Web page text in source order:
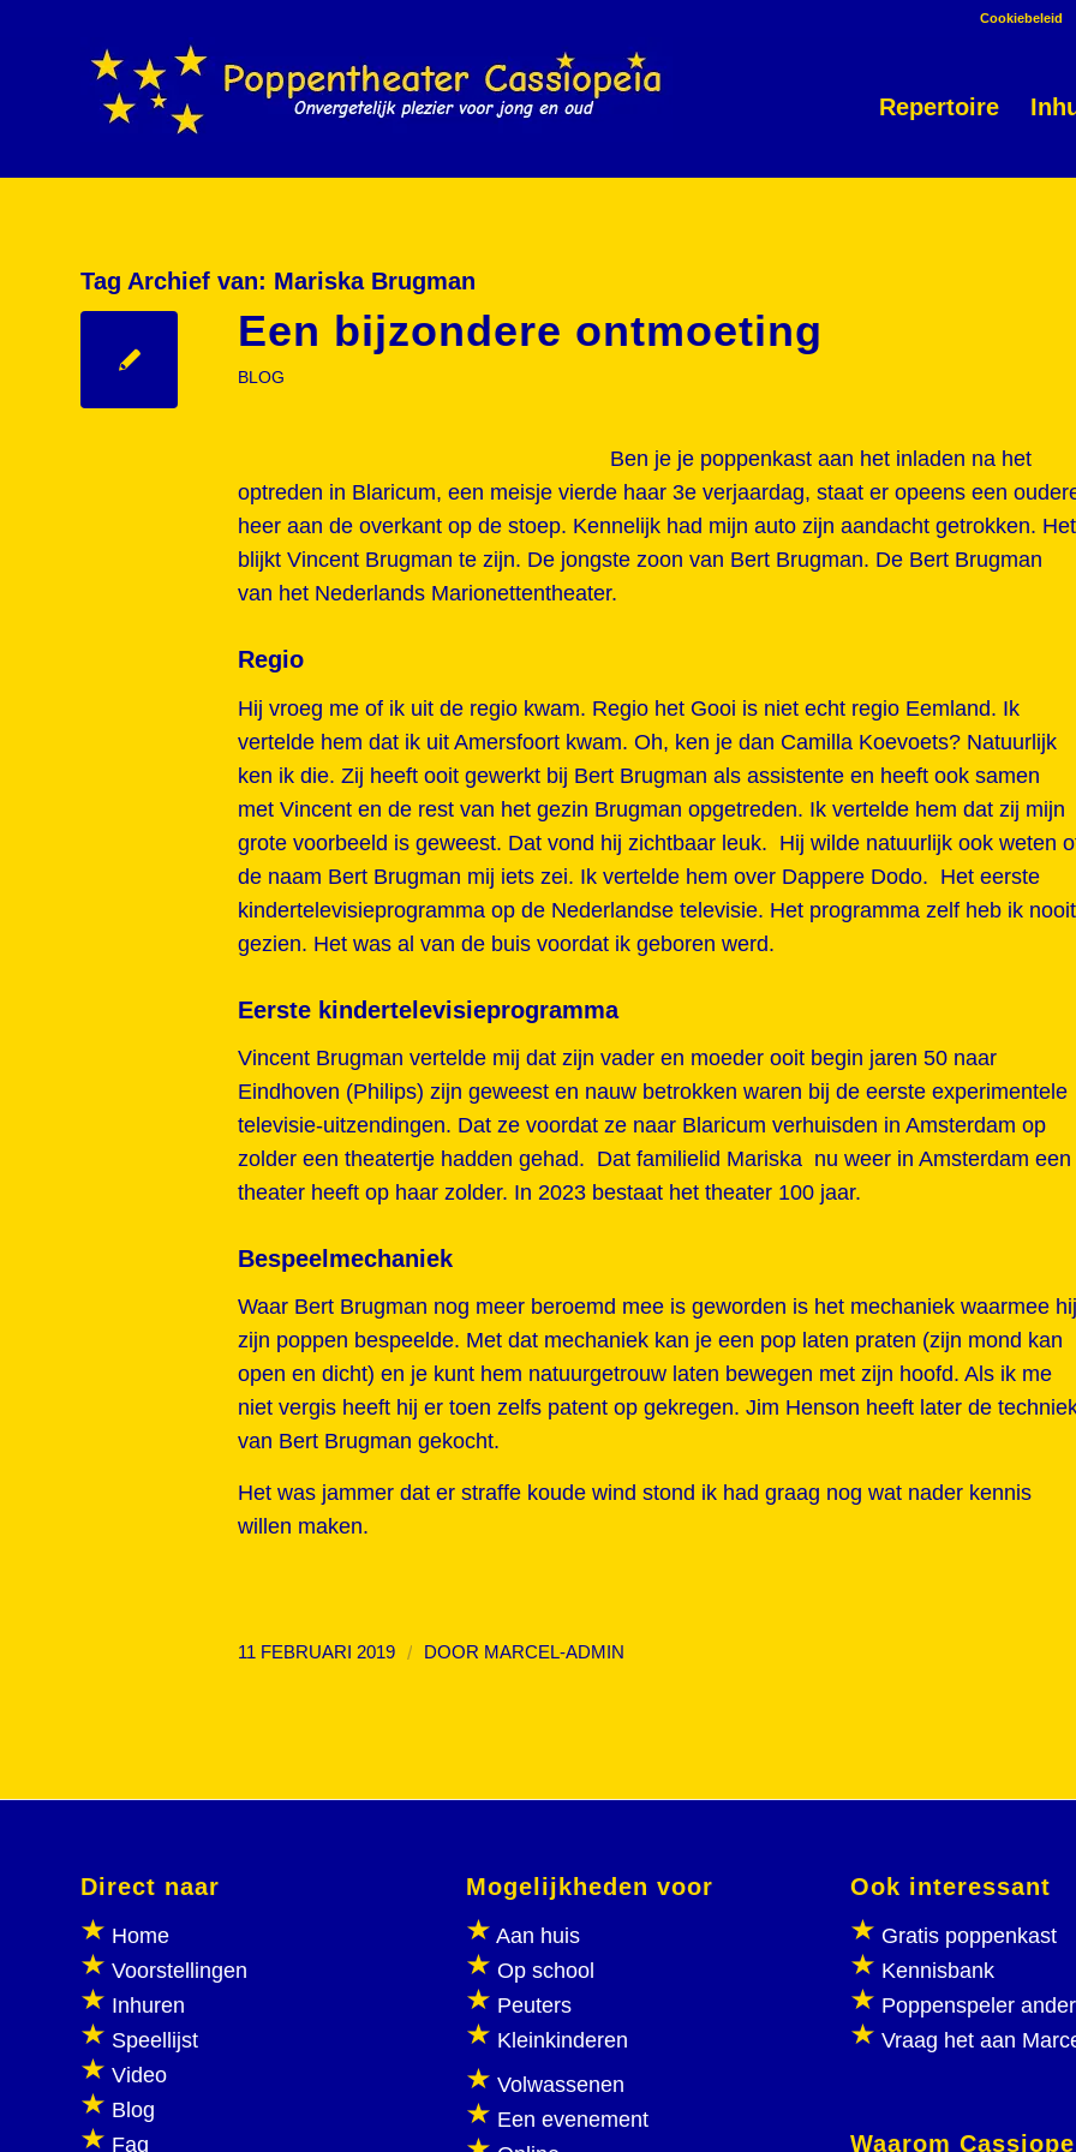
Cookiebeleid
Repertoire
Tag Archief van: Mariska Brugman
Een bijzondere ontmoeting
BLOG
Ben je je poppenkast aan het inladen na het
optreden in Blaricum, een meisje vierde haar 3e verjaardag, staat er opeens een
heer aan de overkant op de stoep. Kennelijk had mijn auto zijn aandacht getrokken. Het
blijkt Vincent Brugman te zijn. De jongste zoon van Bert Brugman. De Bert Brugman
van het Nederlands Marionettentheater.
Regio
Hij vroeg me of ik uit de regio kwam. Regio het Gooi is niet echt regio Eemland. Ik
vertelde hem dat ik uit Amersfoort kwam. Oh, ken je dan Camilla Koevoets? Natuurlijk
ken ik die. Zij heeft ooit gewerkt bij Bert Brugman als assistente en heeft ook samen
met Vincent en de rest van het gezin Brugman opgetreden. Ik vertelde hem dat zij mijn
grote voorbeeld is geweest. Dat vond hij zichtbaar leuk. Hij wilde natuurlijk ook weten
de naam Bert Brugman mij iets zei. Ik vertelde hem over Dappere Dodo. Het eerste
kindertelevisieprogramma op de Nederlandse televisie. Het programma zelf heb ik nooit
gezien. Het was al van de buis voordat ik geboren werd.
Eerste kindertelevisieprogramma
Vincent Brugman vertelde mij dat zijn vader en moeder ooit begin jaren 50 naar
Eindhoven (Philips) zijn geweest en nauw betrokken waren bij de eerste experimentele
televisie-uitzendingen. Dat ze voordat ze naar Blaricum verhuisden in Amsterdam op
zolder een theatertje hadden gehad. Dat familielid Mariska nu weer in Amsterdam een
theater heeft op haar zolder. In 2023 bestaat het theater 100 jaar.
Bespeelmechaniek
Waar Bert Brugman nog meer beroemd mee is geworden is het mechaniek waarmee hij
zijn poppen bespeelde. Met dat mechaniek kan je een pop laten praten (zijn mond kan
open en dicht) en je kunt hem natuurgetrouw laten bewegen met zijn hoofd. Als ik me
niet vergis heeft hij er toen zelfs patent op gekregen. Jim Henson heeft later de
van Bert Brugman gekocht.
Het was jammer dat er straffe koude wind stond ik had graag nog wat nader kennis
willen maken.
11 FEBRUARI 2019 / DOOR MARCEL-ADMIN
Direct naar
Home
Voorstellingen
Inhuren
Speellijst
Video
Blog
Faq
Mogelijkheden voor
Aan huis
Op school
Peuters
Kleinkinderen
Volwassenen
Een evenement
Ook interessant
Gratis poppenkast
Kennisbank
Poppenspeler
Vraag het aan
Waarom